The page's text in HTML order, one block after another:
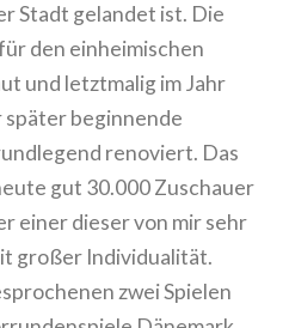
Stadt gelandet ist. Die
den einheimischen
und letztmalig im Jahr
später beginnende
renoviert. Das
gut 30.000 Zuschauer
einer dieser von mir sehr
großer Individualität.
zwei Spielen